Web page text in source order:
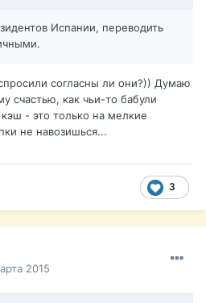
Испании, переводить
согласны ли они?)) Думаю
счастью, как чьи-то бабули
- это только на мелкие
не навозишься...
3
2015